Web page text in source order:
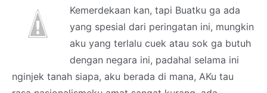
Kemerdekaan kan, tapi Buatku ga ada
yang spesial dari peringatan ini, mungkin
aku yang terlalu cuek atau sok ga butuh
dengan negara ini, padahal selama ini
nginjek tanah siapa, aku berada di mana, AKu tau